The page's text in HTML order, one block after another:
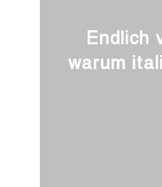
Endlich
warum